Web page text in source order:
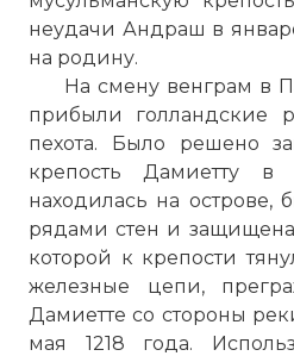
неудачи Андраш в
на родину.
На смену венграм в
прибыли голландские
пехота. Было решено
крепость Дамиетту
находилась на острове,
рядами стен и
которой к крепости
железные цепи,
Дамиетте со стороны
мая 1218 года.